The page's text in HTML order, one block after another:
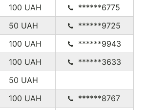
100 UAH
******6775
50 UAH
******9725
100 UAH
******9943
100 UAH
******3633
50 UAH
100 UAH
******8767